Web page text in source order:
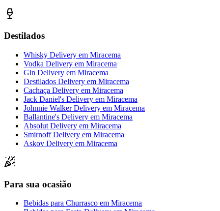
Destilados
Whisky Delivery em Miracema
Vodka Delivery em Miracema
Gin Delivery em Miracema
Destilados Delivery em Miracema
Cachaça Delivery em Miracema
Jack Daniel's Delivery em Miracema
Johnnie Walker Delivery em Miracema
Ballantine's Delivery em Miracema
Absolut Delivery em Miracema
Smirnoff Delivery em Miracema
Askov Delivery em Miracema
Para sua ocasião
Bebidas para Churrasco em Miracema